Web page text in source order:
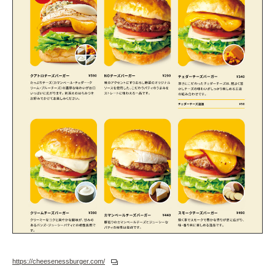
https://cheesenessburger.com/